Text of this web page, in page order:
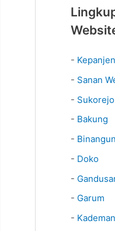
-
- Sanan
- Sukorejo
- Bakung
- Binangun
- Doko
-
- Garum
-